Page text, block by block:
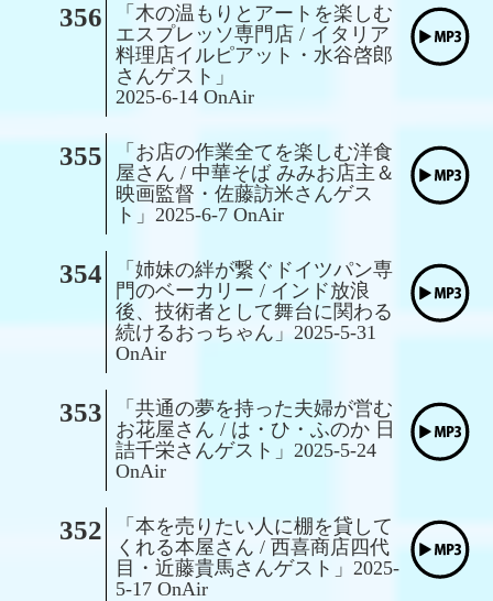
356
「木の温もりとアートを楽しむ
エスプレッソ専門店 / イタリア
料理店イルピアット・水谷啓郎
さんゲスト」
2025-6-14 OnAir
355
「お店の作業全てを楽しむ洋食
屋さん / 中華そば みみお店主＆
映画監督・佐藤訪米さんゲス
ト」2025-6-7 OnAir
354
「姉妹の絆が繋ぐドイツパン専
門のベーカリー / インド放浪
後、技術者として舞台に関わる
続けるおっちゃん」2025-5-31
OnAir
353
「共通の夢を持った夫婦が営む
お花屋さん / は・ひ・ふのか 日
詰千栄さんゲスト」2025-5-24
OnAir
352
「本を売りたい人に棚を貸して
くれる本屋さん / 西喜商店四代
目・近藤貴馬さんゲスト」2025-
5-17 OnAir